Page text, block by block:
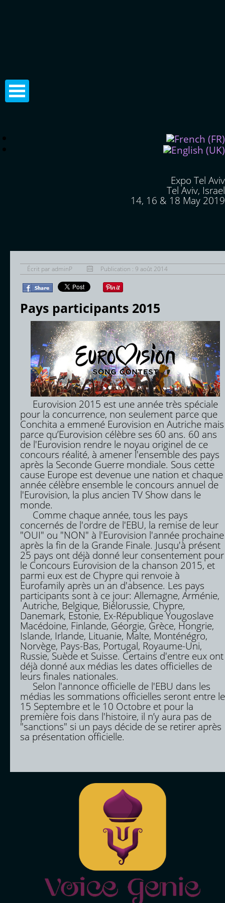
Expo Tel Aviv
Tel Aviv, Israel
14, 16 & 18 May 2019
Écrit par adminP Publication : 9 août 2014
Pays participants 2015
Eurovision 2015 est une année très spéciale
pour la concurrence, non seulement parce que
Conchita a emmené Eurovision en Autriche mais
parce qu’Eurovision célèbre ses 60 ans. 60 ans
de l'Eurovision rendre le noyau originel de ce
concours réalité, à amener l'ensemble des pays
après la Seconde Guerre mondiale. Sous cette
cause Europe est devenue une nation et chaque
année célèbre ensemble le concours annuel de
l'Eurovision, la plus ancien TV Show dans le
monde.
Comme chaque année, tous les pays
concernés de l'ordre de l'EBU, la remise de leur
"OUI" ou "NON" à l'Eurovision l'année prochaine
après la fin de la Grande Finale. Jusqu'à présent
25 pays ont déjà donné leur consentement pour
le Concours Eurovision de la chanson 2015, et
parmi eux est de Chypre qui renvoie à
Eurofamily après un an d'absence. Les pays
participants sont à ce jour: Allemagne, Arménie,
Autriche, Belgique, Biélorussie, Chypre,
Danemark, Estonie, Ex-République Yougoslave
Macédoine, Finlande, Géorgie, Grèce, Hongrie,
Islande, Irlande, Lituanie, Malte, Monténégro,
Norvège, Pays-Bas, Portugal, Royaume-Uni,
Russie, Suède et Suisse. Certains d'entre eux ont
déjà donné aux médias les dates officielles de
leurs finales nationales.
Selon l'annonce officielle de l'EBU dans les
médias les sommations officielles seront entre le
15 Septembre et le 10 Octobre et pour la
première fois dans l'histoire, il n’y aura pas de
"sanctions" si un pays décide de se retirer après
sa présentation officielle.